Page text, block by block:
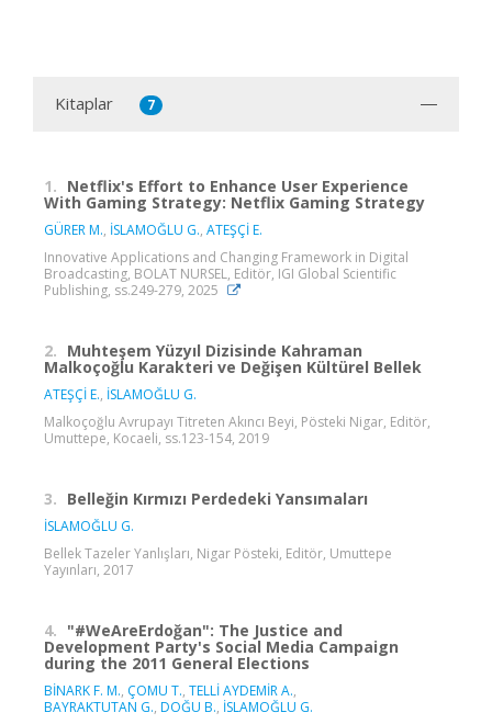
Kitaplar 7
1. Netflix's Effort to Enhance User Experience
With Gaming Strategy: Netflix Gaming Strategy
GÜRER M., İSLAMOĞLU G., ATEŞÇİ E.
Innovative Applications and Changing Framework in Digital
Broadcasting, BOLAT NURSEL, Editör, IGI Global Scientific
Publishing, ss.249-279, 2025
2. Muhteşem Yüzyıl Dizisinde Kahraman
Malkoçoğlu Karakteri ve Değişen Kültürel Bellek
ATEŞÇİ E., İSLAMOĞLU G.
Malkoçoğlu Avrupayı Titreten Akıncı Beyi, Pösteki Nigar, Editör,
Umuttepe, Kocaeli, ss.123-154, 2019
3. Belleğin Kırmızı Perdedeki Yansımaları
İSLAMOĞLU G.
Bellek Tazeler Yanlışları, Nigar Pösteki, Editör, Umuttepe
Yayınları, 2017
4. "#WeAreErdoğan": The Justice and
Development Party's Social Media Campaign
during the 2011 General Elections
BİNARK F. M., ÇOMU T., TELLİ AYDEMİR A.,
BAYRAKTUTAN G., DOĞU B., İSLAMOĞLU G.